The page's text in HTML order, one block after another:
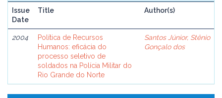
Issue
Date
Title Author(s)
2004
Política de Recursos
Humanos: eficácia do
processo seletivo de
soldados na Polícia Militar do
Rio Grande do Norte
Santos Júnior, Stênio
Gonçalo dos